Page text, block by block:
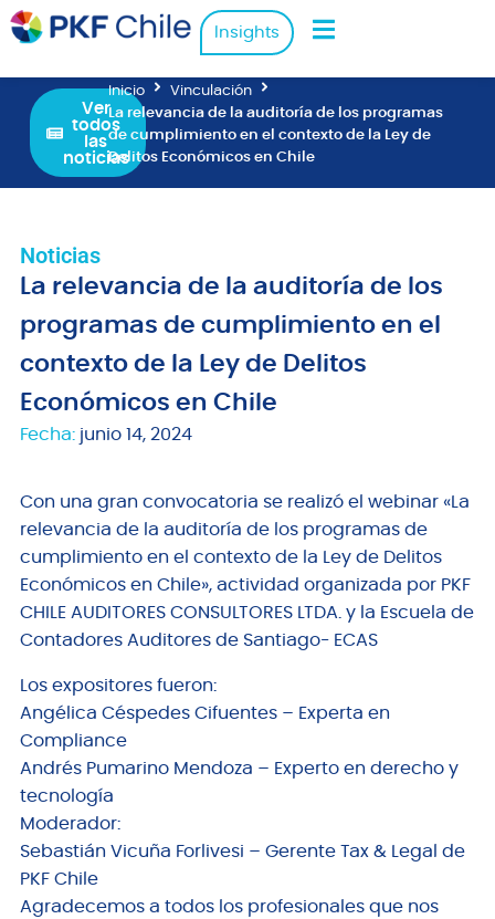
Insights
Ver
todos
las
noticias
Inicio
Vinculación
La relevancia de la auditoría de los programas
de cumplimiento en el contexto de la Ley de
Delitos Económicos en Chile
Noticias
La relevancia de la auditoría de los
programas de cumplimiento en el
contexto de la Ley de Delitos
Económicos en Chile
Fecha: junio 14, 2024
Con una gran convocatoria se realizó el webinar «La
relevancia de la auditoría de los programas de
cumplimiento en el contexto de la Ley de Delitos
Económicos en Chile», actividad organizada por PKF
CHILE AUDITORES CONSULTORES LTDA. y la Escuela de
Contadores Auditores de Santiago- ECAS
Los expositores fueron:
Angélica Céspedes Cifuentes – Experta en
Compliance
Andrés Pumarino Mendoza – Experto en derecho y
tecnología
Moderador:
Sebastián Vicuña Forlivesi – Gerente Tax & Legal de
PKF Chile
Agradecemos a todos los profesionales que nos